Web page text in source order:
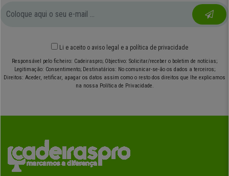
Li e aceito o aviso legal e a política de privacidade
Responsável pelo ficheiro: Cadeiraspro; Objectivo: Solicitar/receber o boletim de notícias;
Legitimação: Consentimento; Destinatários: No comunicar-se-ão os dados a terceiros;
Direitos: Aceder, retificar, apagar os datos assim como o resto dos direitos que lhe explicamos
na nossa Política de Privacidade.